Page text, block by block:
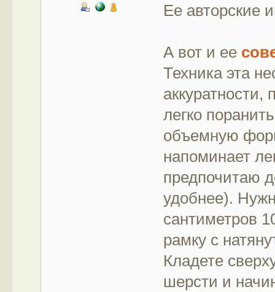
Ее авторские
А вот и ее
Техника эта
легко
объемную
напоминает
предпочитаю
удобнее).
сантиметров
рамку с
Кладете
шерсти и